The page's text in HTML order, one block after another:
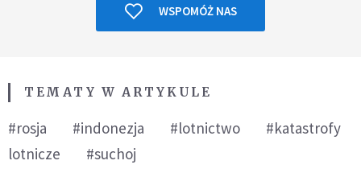
WSPOMÓŻ NAS
TEMATY W ARTYKULE
#rosja #indonezja #lotnictwo
#katastrofy
lotnicze
#suchoj